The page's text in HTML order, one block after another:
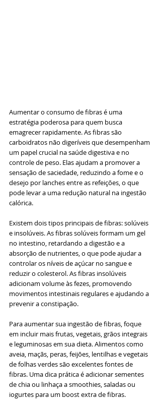
Aumentar o consumo de fibras é uma
estratégia poderosa para quem busca
emagrecer rapidamente. As fibras são
carboidratos não digeríveis que desempenham
um papel crucial na saúde digestiva e no
controle de peso. Elas ajudam a promover a
sensação de saciedade, reduzindo a fome e o
desejo por lanches entre as refeições, o que
pode levar a uma redução natural na ingestão
calórica.
Existem dois tipos principais de fibras: solúveis
e insolúveis. As fibras solúveis formam um gel
no intestino, retardando a digestão e a
absorção de nutrientes, o que pode ajudar a
controlar os níveis de açúcar no sangue e
reduzir o colesterol. As fibras insolúveis
adicionam volume às fezes, promovendo
movimentos intestinais regulares e ajudando a
prevenir a constipação.
Para aumentar sua ingestão de fibras, foque
em incluir mais frutas, vegetais, grãos integrais
e leguminosas em sua dieta. Alimentos como
aveia, maçãs, peras, feijões, lentilhas e vegetais
de folhas verdes são excelentes fontes de
fibras. Uma dica prática é adicionar sementes
de chia ou linhaça a smoothies, saladas ou
iogurtes para um boost extra de fibras.